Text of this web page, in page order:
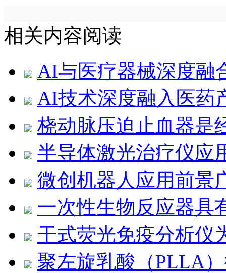
相关内容阅读
AI与医疗器械深度融
AI技术深度融入医药
桡动脉压迫止血器是
半导体激光治疗仪应
微创机器人应用前景
一次性生物反应器具
干式荧光免疫分析仪
聚左旋乳酸（PLLA